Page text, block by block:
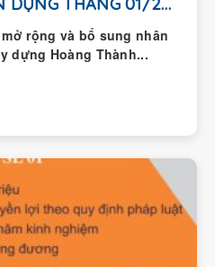
rộng và bổ sung nhân
dựng Hoàng Thành...